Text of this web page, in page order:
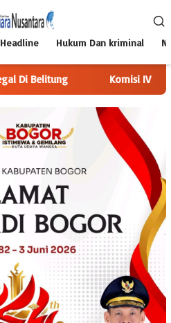
Headline Hukum Dan kriminal
Komisi IV DPRD Langkat Mediasi